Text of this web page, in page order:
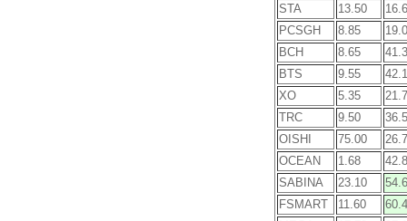
STA
13.50
PCSGH
8.85
BCH
8.65
BTS
9.55
XO
5.35
TRC
9.50
OISHI
75.00
OCEAN
1.68
SABINA
23.10
FSMART
11.60